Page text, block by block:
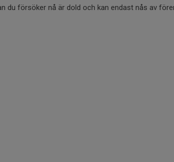
du försöker nå är dold och kan endast nås av